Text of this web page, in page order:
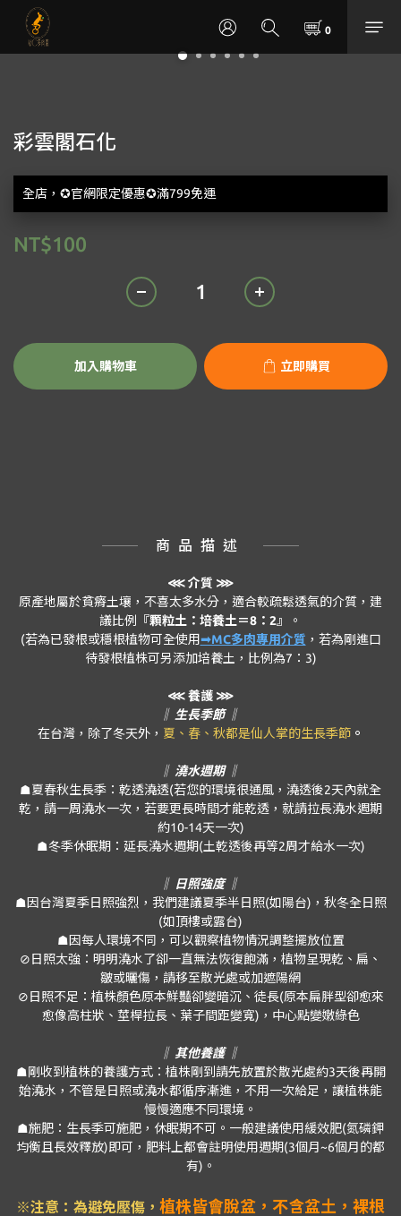
彩雲閣石化
全店，✪官網限定優惠✪滿799免運
NT$100
加入購物車 立即購買
商品描述
⋘介質 ⋙
原產地屬於貧瘠土壤，不喜太多水分，適合較疏鬆透氣的介質，建
議比例
『顆粒土：培養土＝8：2』
。
(若為已發根或穩根植物可全使用➟MC多肉專用介質 ，若為剛進口
待發根植株可另添加培養土，比例為7：3)
⋘ 養護 ⋙
‖ 生長季節 ‖
在台灣，除了冬天外， 夏、春、秋都是仙人掌的生長季節 。
‖ 澆水週期 ‖
☗夏春秋生長季：乾透澆透(若您的環境很通風，澆透後2天內就全
乾，請一周澆水一次，若要更長時間才能乾透，就請拉長澆水週期
約10-14天一次)
☗冬季休眠期：延長澆水週期(土乾透後再等2周才給水一次)
‖ 日照強度 ‖
☗因台灣夏季日照強烈，我們建議夏季半日照(如陽台)，秋冬全日照
(如頂樓或露台)
☗因每人環境不同，可以觀察植物情況調整擺放位置
⊘日照太強：明明澆水了卻一直無法恢復飽滿，植物呈現乾、扁、
皺或曬傷，請移至散光處或加遮陽網
⊘日照不足：植株顏色原本鮮豔卻變暗沉、徒長(原本扁胖型卻愈來
愈像高柱狀、莖桿拉長、葉子間距變寬)，中心點變嫩綠色
‖ 其他養護 ‖
☗剛收到植株的養護方式：植株剛到請先放置於散光處約3天後再開
始澆水，不管是日照或澆水都循序漸進，不用一次給足，讓植株能
慢慢適應不同環境。
☗施肥：生長季可施肥，休眠期不可。一般建議使用緩效肥(氮磷鉀
均衡且長效釋放)即可，肥料上都會註明使用週期(3個月~6個月的都
有)。
※注意：為避免壓傷 ， 植株皆會脫盆，不含盆土，裸根